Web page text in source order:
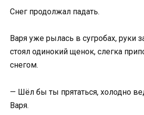
Снег продолжал падать.
Варя уже рылась в сугробах, руки
стоял одинокий щенок, слегка
снегом.
— Шёл бы ты прятаться, холодно
Варя.